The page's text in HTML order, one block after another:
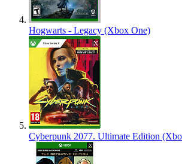
Hogwarts - Legacy (Xbox One)
Cyberpunk 2077. Ultimate Edition